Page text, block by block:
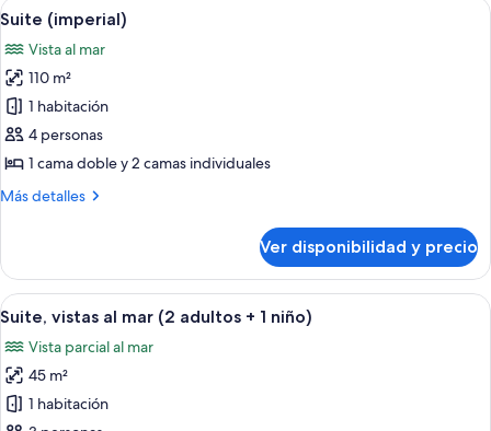
Ver
todas
las
fotos
de
Suite
(imperial)
Amplia sala de estar con sofá, mesa
7
Suite (imperial)
Vista al mar
110 m²
1 habitación
4 personas
1 cama doble y 2 camas individuales
Más detalles
Más
(imperial)
Ver disponibilidad y precio
Ver
todas
las
fotos
de
Una habitación de hotel moderna
10
Suite, vistas al mar (2 adultos + 1 niño)
Vista parcial al mar
45 m²
1 habitación